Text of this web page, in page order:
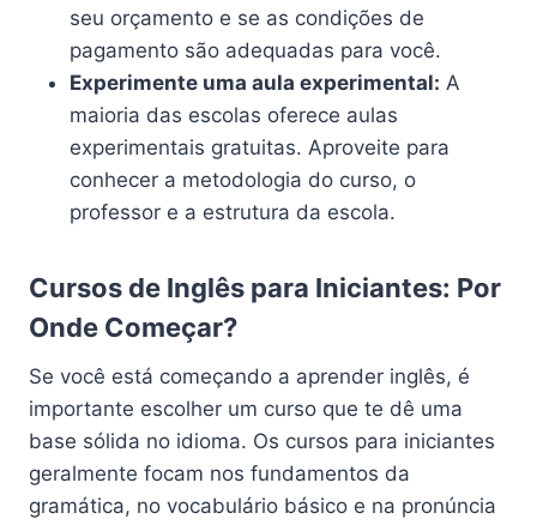
seu orçamento e se as condições de
pagamento são adequadas para você.
Experimente uma aula experimental: A
maioria das escolas oferece aulas
experimentais gratuitas. Aproveite para
conhecer a metodologia do curso, o
professor e a estrutura da escola.
Cursos de Inglês para Iniciantes: Por
Onde Começar?
Se você está começando a aprender inglês, é
importante escolher um curso que te dê uma
base sólida no idioma. Os cursos para iniciantes
geralmente focam nos fundamentos da
gramática, no vocabulário básico e na pronúncia